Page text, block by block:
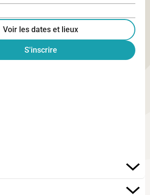
Voir les dates et lieux
S'inscrire